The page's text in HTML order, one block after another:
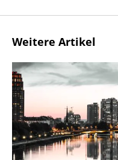
Weitere Artikel